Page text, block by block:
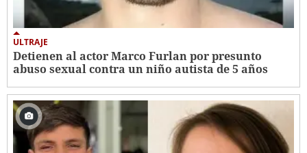
ULTRAJE
Detienen al actor Marco Furlan por presunto
abuso sexual contra un niño autista de 5 años